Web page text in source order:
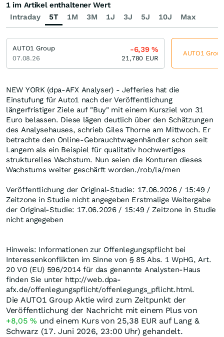
NEW YORK (dpa-AFX Analyser) - Jefferies hat die
Einstufung für Auto1 nach der Veröffentlichung
längerfristiger Ziele auf "Buy" mit einem Kursziel von 31
Euro belassen. Diese lägen deutlich über den Schätzungen
des Analysehauses, schrieb Giles Thorne am Mittwoch. Er
betrachte den Online-Gebrauchtwagenhändler schon seit
Langem als ein Beispiel für qualitativ hochwertiges
strukturelles Wachstum. Nun seien die Konturen dieses
Wachstums weiter geschärft worden./rob/la/men
Veröffentlichung der Original-Studie: 17.06.2026 / 15:49 /
Zeitzone in Studie nicht angegeben Erstmalige Weitergabe
der Original-Studie: 17.06.2026 / 15:49 / Zeitzone in Studie
nicht angegeben
Hinweis: Informationen zur Offenlegungspflicht bei
Interessenkonflikten im Sinne von § 85 Abs. 1 WpHG, Art.
20 VO (EU) 596/2014 für das genannte Analysten-Haus
finden Sie unter http://web.dpa-
afx.de/offenlegungspflicht/offenlegungs_pflicht.html.
Die AUTO1 Group Aktie wird zum Zeitpunkt der
Veröffentlichung der Nachricht mit einem Plus von
+8,05% und einem Kurs von 25,38 EUR auf Lang &
Schwarz (17. Juni 2026, 23:00 Uhr) gehandelt.
Intraday 5T 1M 3M 1J 3J 5J 10J Max
1 im Artikel enthaltener Wert
AUTO1 Group
07.08.26
-6,39%
21,780 EUR
AUTO1